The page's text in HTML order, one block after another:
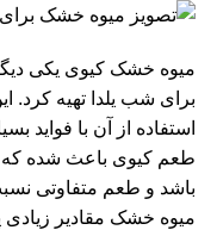
میوه خشک کیوی یکی
برای شب یلدا تهیه کرد.
استفاده از آن با
طعم کیوی باعث شده که
باشد و طعم متفاوتی